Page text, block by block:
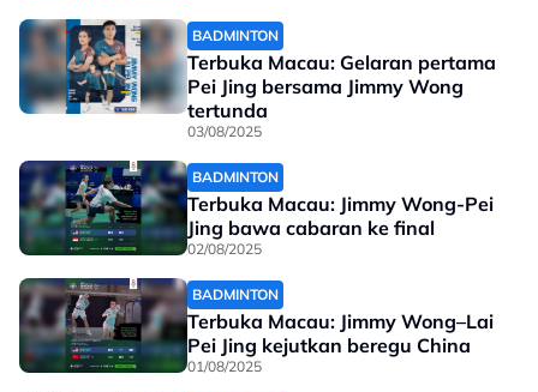
BADMINTON
Terbuka Macau: Gelaran pertama
Pei Jing bersama Jimmy Wong
tertunda
03/08/2025
BADMINTON
Terbuka Macau: Jimmy Wong-Pei
Jing bawa cabaran ke final
02/08/2025
BADMINTON
Terbuka Macau: Jimmy Wong–Lai
Pei Jing kejutkan beregu China
01/08/2025